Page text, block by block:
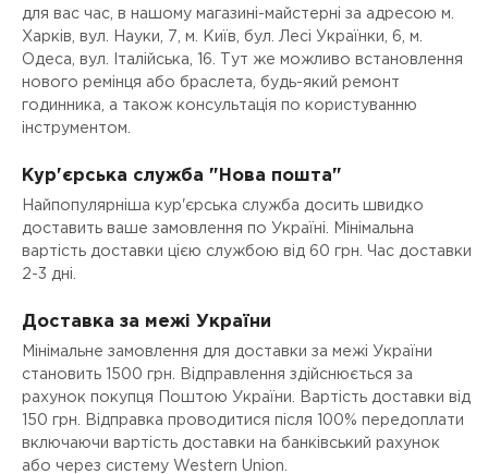
для вас час, в нашому магазині-майстерні за адресою м.
Харків, вул. Науки, 7, м. Київ, бул. Лесі Українки, 6, м.
Одеса, вул. Італійська, 16. Тут же можливо встановлення
нового ремінця або браслета, будь-який ремонт
годинника, а також консультація по користуванню
інструментом.
Кур'єрська служба "Нова пошта"
Найпопулярніша кур'єрська служба досить швидко
доставить ваше замовлення по Україні. Мінімальна
вартість доставки цією службою від 60 грн. Час доставки
2-3 дні.
Доставка за межі України
Мінімальне замовлення для доставки за межі України
становить 1500 грн. Відправлення здійснюється за
рахунок покупця Поштою України. Вартість доставки від
150 грн. Відправка проводитися після 100% передоплати
включаючи вартість доставки на банківський рахунок
або через систему Western Union.